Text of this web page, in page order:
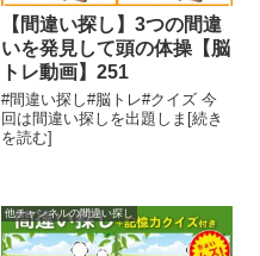
【間違い探し】3つの間違
いを発見して頭の体操【脳
トレ動画】251
#間違い探し#脳トレ#クイズ 今
回は間違い探しを出題しま[続き
を読む]
他チャンネルの間違い探し